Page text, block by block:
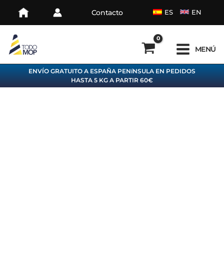
Contacto ES EN
MENÚ
ENVÍO GRATUITO A ESPAÑA PENíNSULA EN PEDIDOS
HASTA 5 KG A PARTIR 60€